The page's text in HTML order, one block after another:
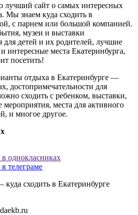
лучший сайт о самых интересных
Мы знаем куда сходить в
с парнем или большой компанией.
музеи и выставки
для детей и их родителей, лучшие
интересные места Екатеринбурга,
посетить!
отдыха в Екатеринбурге —
достопримечательности для
сходить с ребенком, выставки,
места для активного
и многое другое.
однокласниках
телеграме
сходить в Екатеринбурге